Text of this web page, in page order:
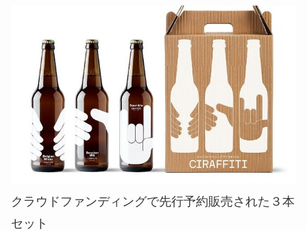
クラウドファンディングで先行予約販売された３本
セット